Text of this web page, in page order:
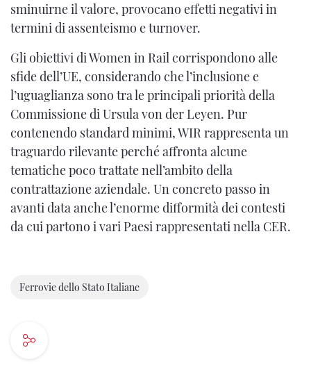
sminuirne il valore, provocano effetti negativi in
termini di assenteismo e turnover.
Gli obiettivi di Women in Rail corrispondono alle
sfide dell’UE, considerando che l’inclusione e
l’uguaglianza sono tra le principali priorità della
Commissione di Ursula von der Leyen. Pur
contenendo standard minimi, WIR rappresenta un
traguardo rilevante perché affronta alcune
tematiche poco trattate nell’ambito della
contrattazione aziendale. Un concreto passo in
avanti data anche l’enorme difformità dei contesti
da cui partono i vari Paesi rappresentati nella CER.
Ferrovie dello Stato Italiane